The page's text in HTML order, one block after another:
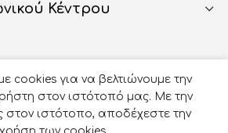
Κέντρου
cookies για να βελτιώνουμε την
στον ιστότοπό μας. Με την
στον ιστότοπο, αποδέχεστε την